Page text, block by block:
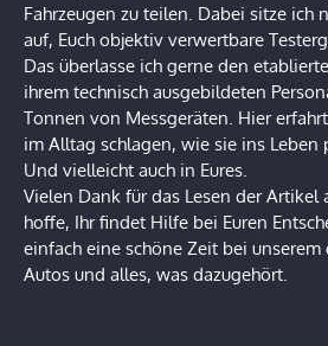
Fahrzeugen zu teilen. Dabei sitze ich
auf, Euch objektiv verwertbare
Das überlasse ich gerne den
ihrem technisch ausgebildeten
Tonnen von Messgeräten. Hier
im Alltag schlagen, wie sie ins Leben
Und vielleicht auch in Eures.
Vielen Dank für das Lesen der Artikel
hoffe, Ihr findet Hilfe bei Euren
einfach eine schöne Zeit bei
Autos und alles, was dazugehört.